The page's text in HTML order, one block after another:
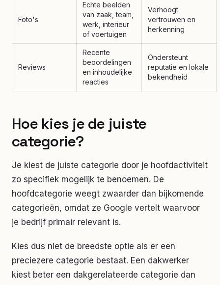
Foto's
Echte beelden
van zaak, team,
werk, interieur
of voertuigen
Verhoogt
vertrouwen en
herkenning
Reviews
Recente
beoordelingen
en inhoudelijke
reacties
Ondersteunt
reputatie en lokale
bekendheid
Hoe kies je de juiste
categorie?
Je kiest de juiste categorie door je hoofdactiviteit
zo specifiek mogelijk te benoemen. De
hoofdcategorie weegt zwaarder dan bijkomende
categorieën, omdat ze Google vertelt waarvoor
je bedrijf primair relevant is.
Kies dus niet de breedste optie als er een
preciezere categorie bestaat. Een dakwerker
kiest beter een dakgerelateerde categorie dan